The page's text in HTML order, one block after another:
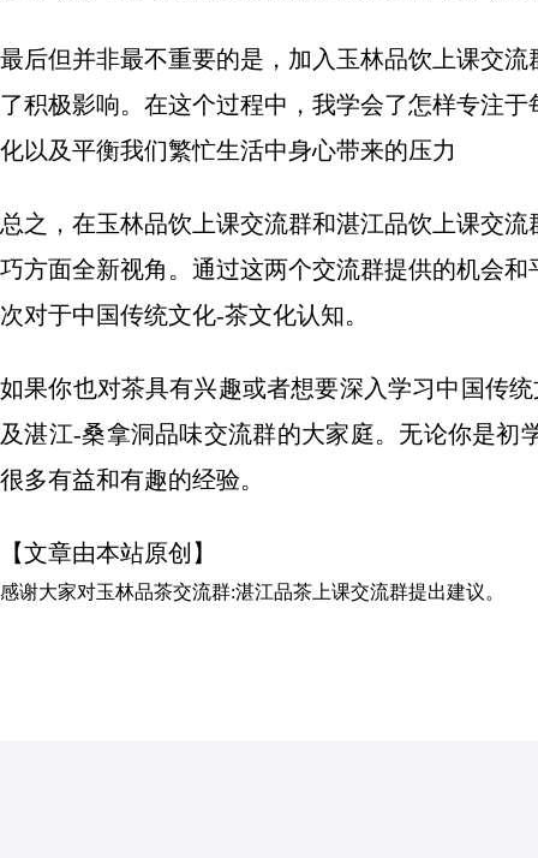
最后但并非最不重要的是，加入玉林品饮上课交
了积极影响。在这个过程中，我学会了怎样专注
化以及平衡我们繁忙生活中身心带来的压力
总之，在玉林品饮上课交流群和湛江品饮上课交
巧方面全新视角。通过这两个交流群提供的机会
次对于中国传统文化-茶文化认知。
如果你也对茶具有兴趣或者想要深入学习中国传
及湛江-桑拿洞品味交流群的大家庭。无论你是
很多有益和有趣的经验。
【文章由本站原创】
感谢大家对玉林品茶交流群:湛江品茶上课交流群提出建议。